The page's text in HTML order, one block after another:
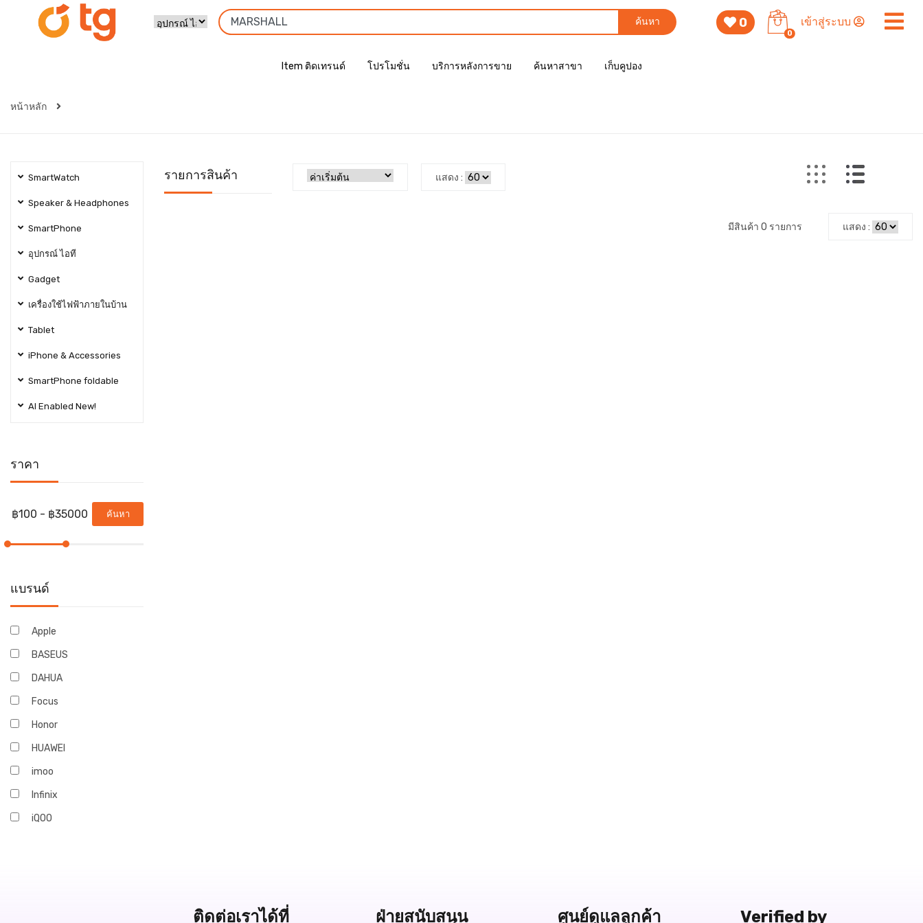
ค้นหา 0
0
เข้าสู่ระบบ
Item ติดเทรนด์ โปรโมชั่น บริการหลังการขาย ค้นหาสาขา เก็บคูปอง
หน้าหลัก
SmartWatch
Speaker & Headphones
SmartPhone
อุปกรณ์ ไอที
Gadget
เครื่องใช้ไฟฟ้าภายในบ้าน
Tablet
iPhone & Accessories
SmartPhone foldable
AI Enabled New!
ราคา
ค้นหา
แบรนด์
Apple
BASEUS
DAHUA
Focus
Honor
HUAWEI
imoo
Infinix
iQOO
รายการสินค้า แสดง :
มีสินค้า 0 รายการ แสดง :
ติดต่อเราได้ที่ ฝ่ายสนับสนุน ศูนย์ดูแลลูกค้า Verified by